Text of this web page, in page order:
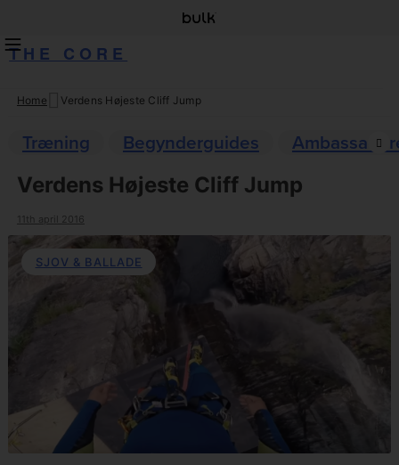
THE CORE
Skip
content
Home Verdens Højeste Cliff Jump
Træning Begynderguides
Verdens Højeste Cliff Jump
11th april 2016
SJOV & BALLADE